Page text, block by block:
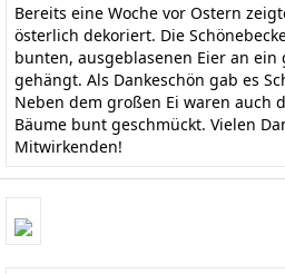
Bereits eine Woche vor Ostern
österlich dekoriert. Die
bunten, ausgeblasenen Eier an ein
gehängt. Als Dankeschön gab es
Neben dem großen Ei waren auch
Bäume bunt geschmückt. Vielen
Mitwirkenden!